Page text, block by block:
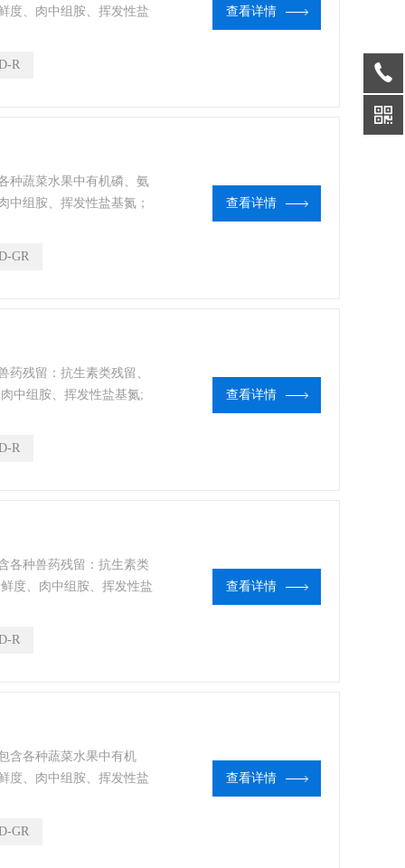
度、肉中组胺、挥发性盐
场、屠宰场、食品肉产品
R
查看详情
种蔬菜水果中有机磷、氨
中组胺、挥发性盐基氮；
速检测分析设备，广泛
GR
查看详情
药残留：抗生素类残留、
中组胺、挥发性盐基氮;
食品肉产品深加工企业、
R
查看详情
各种兽药残留：抗生素类
度、肉中组胺、挥发性盐
于养殖场、屠宰场、食品
R
查看详情
含各种蔬菜水果中有机
度、肉中组胺、挥发性盐
安全快速检测分析设
GR
查看详情